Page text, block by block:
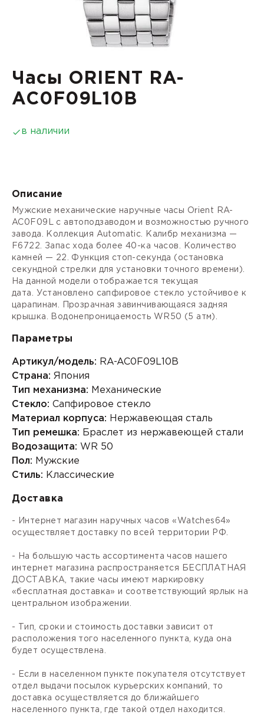
Часы ORIENT RA-
AC0F09L10B
в наличии
Описание
Мужские механические наручные часы Orient RA-
AC0F09L с автоподзаводом и возможностью ручного
завода. Коллекция Automatic. Калибр механизма —
F6722. Запас хода более 40-ка часов. Количество
камней — 22. Функция стоп-секунда (остановка
секундной стрелки для установки точного времени).
На данной модели отображается текущая
дата. Установлено сапфировое стекло устойчивое к
царапинам. Прозрачная завинчивающаяся задняя
крышка. Водонепроницаемость WR50 (5 атм).
Параметры
Артикул/модель: RA-AC0F09L10B
Страна: Япония
Тип механизма: Механические
Стекло: Сапфировое стекло
Материал корпуса: Нержавеющая сталь
Тип ремешка: Браслет из нержавеющей стали
Водозащита: WR 50
Пол: Мужские
Стиль: Классические
Доставка
- Интернет магазин наручных часов «Watches64»
осуществляет доставку по всей территории РФ.
- На большую часть ассортимента часов нашего
интернет магазина распространяется БЕСПЛАТНАЯ
ДОСТАВКА, такие часы имеют маркировку
«бесплатная доставка» и соответствующий ярлык на
центральном изображении.
- Тип, сроки и стоимость доставки зависит от
расположения того населенного пункта, куда она
будет осуществлена.
- Если в населенном пункте покупателя отсутствует
отдел выдачи посылок курьерских компаний, то
доставка осуществляется до ближайшего
населенного пункта, где такой отдел находится.